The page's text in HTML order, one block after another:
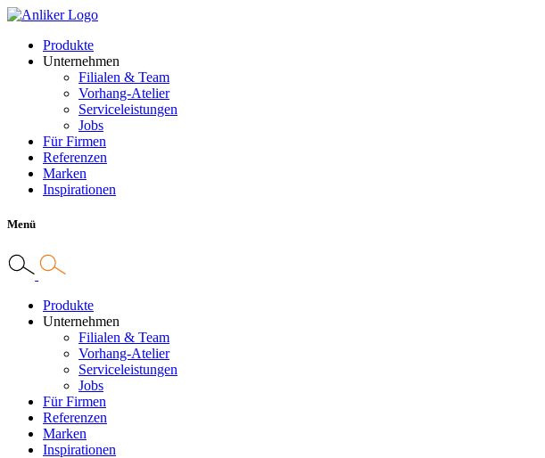
Produkte
Unternehmen
Filialen & Team
Vorhang-Atelier
Serviceleistungen
Jobs
Für Firmen
Referenzen
Marken
Inspirationen
Menü
Produkte
Unternehmen
Filialen & Team
Vorhang-Atelier
Serviceleistungen
Jobs
Für Firmen
Referenzen
Marken
Inspirationen